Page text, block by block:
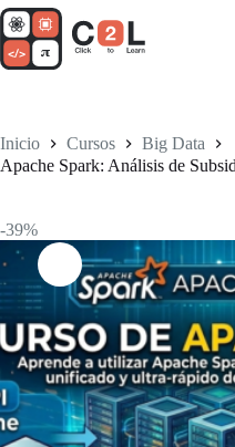
Saltar
al
contenido
Inicio Cursos
Big Data
Apache Spark: Análisis de
-39%